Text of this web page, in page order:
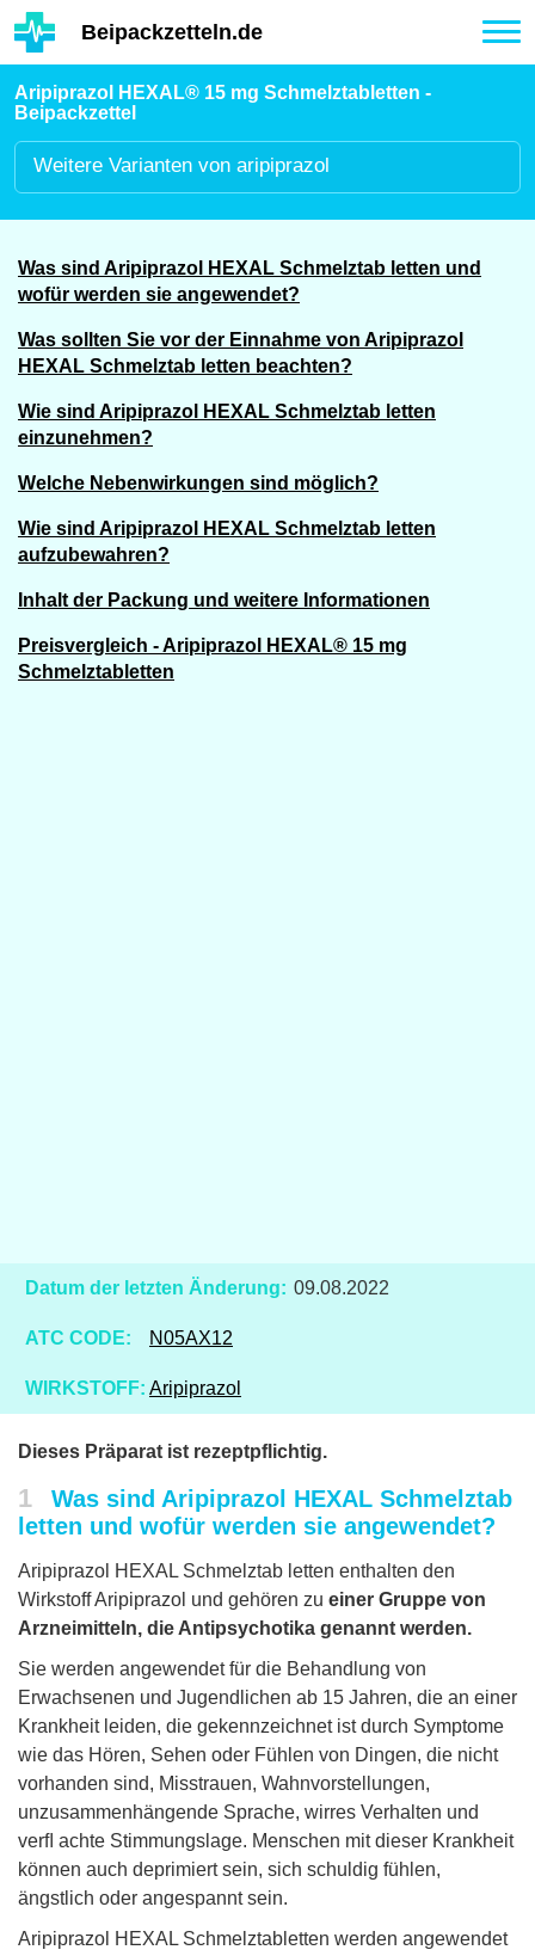
Hauptinhalt
Beipackzetteln.de
Aripiprazol HEXAL® 15 mg Schmelztabletten -
Beipackzettel
Weitere Varianten von aripiprazol
Was sind Aripiprazol HEXAL Schmelztab letten und
wofür werden sie angewendet?
Was sollten Sie vor der Einnahme von Aripiprazol
HEXAL Schmelztab letten beachten?
Wie sind Aripiprazol HEXAL Schmelztab letten
einzunehmen?
Welche Nebenwirkungen sind möglich?
Wie sind Aripiprazol HEXAL Schmelztab letten
aufzubewahren?
Inhalt der Packung und weitere Informationen
Preisvergleich - Aripiprazol HEXAL® 15 mg
Schmelztabletten
Datum der letzten Änderung: 09.08.2022
ATC CODE: N05AX12
WIRKSTOFF: Aripiprazol
Dieses Präparat ist rezeptpflichtig.
1
Was sind Aripiprazol HEXAL Schmelztab
letten und wofür werden sie angewendet?
Aripiprazol HEXAL Schmelztab letten enthalten den
Wirkstoff Aripiprazol und gehören zu einer Gruppe von
Arzneimitteln, die Antipsychotika genannt werden.
Sie werden angewendet für die Behandlung von
Erwachsenen und Jugendlichen ab 15 Jahren, die an einer
Krankheit leiden, die gekennzeichnet ist durch Symptome
wie das Hören, Sehen oder Fühlen von Dingen, die nicht
vorhanden sind, Misstrauen, Wahnvorstellungen,
unzusammenhängende Sprache, wirres Verhalten und
verﬂ achte Stimmungslage. Menschen mit dieser Krankheit
können auch deprimiert sein, sich schuldig fühlen,
ängstlich oder angespannt sein.
Aripiprazol HEXAL Schmelztabletten werden angewendet